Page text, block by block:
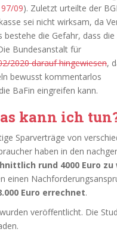
09). Zuletzt urteilte der
sei nicht wirksam, da
die Gefahr, dass die
Bundesanstalt für
2020 darauf hingewiesen,
bewusst kommentarlos
BaFin eingreifen kann.
kann ich
Sparverträge von
haben in den
rund 4000 Euro zu
einen
Euro errechnet.
veröffentlicht. Die